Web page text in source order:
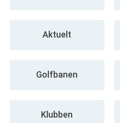
Aktuelt
Golfbanen
Klubben